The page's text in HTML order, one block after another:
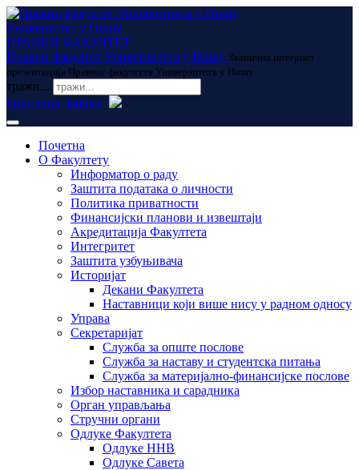
Универзитет у Нишу
ПРАВНИ ФАКУЛТЕТ
Правни факултет Универзитета у Нишу Званична интернет
презентација Правног факултета Универзитета у Нишу
тражи...
ћирилица latinica
Почетна
О Факултету
Информатор о раду
Заштита података о личности
Политика приватности
Финансијски планови и извештаји
Акредитација Факултета
Интегритет
Заштита узбуњивача
Историјат
Декани Факултета
Наставници који више нису у радном односу
Управа
Секретаријат
Служба за опште послове
Служба за наставу и студентска питања
Служба за материјално-финансијске послове
Избор наставника и сарадника
Oрган управљања
Стручни органи
Одлуке Факултета
Одлуке ННВ
Одлуке Савета